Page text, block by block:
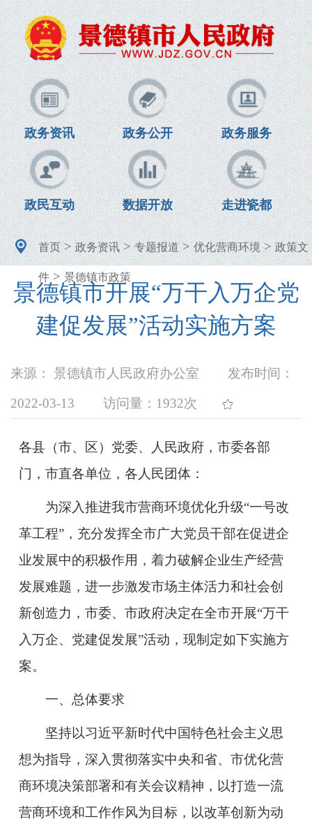
政务资讯 政务公开 政务服务
政民互动 数据开放 走进瓷都
首页>政务资讯>专题报道>优化营商环境>政策文
件> 景德镇市政策
景德镇市开展“万干入万企党
建促发展”活动实施方案
来源： 景德镇市人民政府办公室 发布时间：
2022-03-13 访问量： 1932次
各县（市、区）党委、人民政府，市委各部
门，市直各单位，各人民团体：
为深入推进我市营商环境优化升级“一号改
革工程”，充分发挥全市广大党员干部在促进企
业发展中的积极作用，着力破解企业生产经营
发展难题，进一步激发市场主体活力和社会创
新创造力，市委、市政府决定在全市开展“万干
入万企、党建促发展”活动，现制定如下实施方
案。
一、总体要求
坚持以习近平新时代中国特色社会主义思
想为指导，深入贯彻落实中央和省、市优化营
商环境决策部署和有关会议精神，以打造一流
营商环境和工作作风为目标，以改革创新为动